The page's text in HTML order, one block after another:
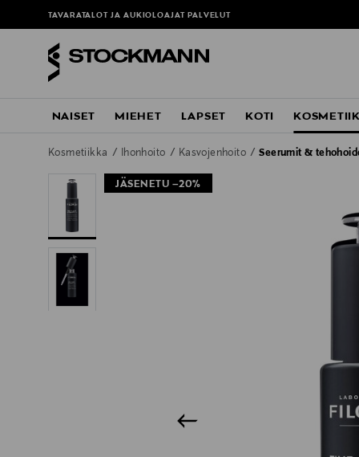
TAVARATALOT JA AUKIOLOAJAT PALVELUT
NAISET MIEHET LAPSET KOTI
Kosmetiikka Ihonhoito Kasvojenhoito Seerumit &
JÄSENETU –20%